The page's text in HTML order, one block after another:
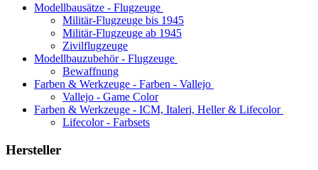
Modellbausätze - Flugzeuge
Militär-Flugzeuge bis 1945
Militär-Flugzeuge ab 1945
Zivilflugzeuge
Modellbauzubehör - Flugzeuge
Bewaffnung
Farben & Werkzeuge - Farben - Vallejo
Vallejo - Game Color
Farben & Werkzeuge - ICM, Italeri, Heller & Lifecolor
Lifecolor - Farbsets
Hersteller